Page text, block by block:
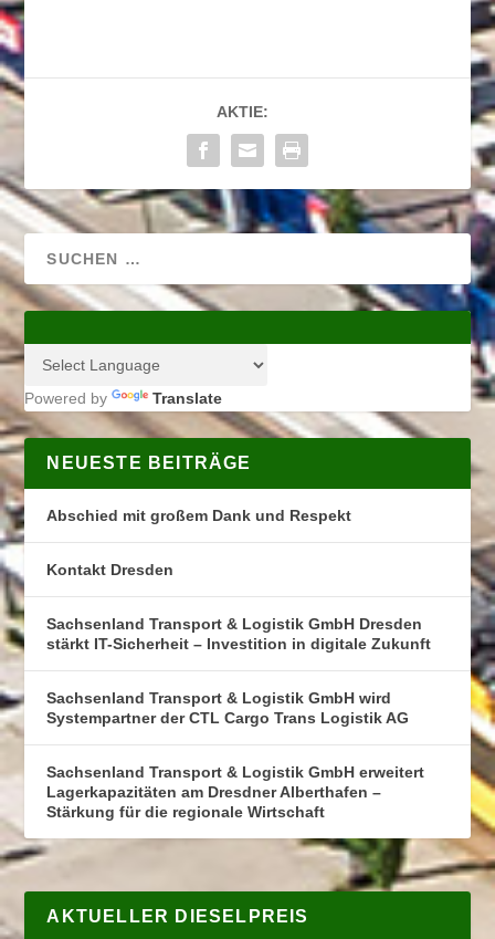
AKTIE:
Powered by Translate
NEUESTE BEITRÄGE
Abschied mit großem Dank und Respekt
Kontakt Dresden
Sachsenland Transport & Logistik GmbH Dresden
stärkt IT-Sicherheit – Investition in digitale Zukunft
Sachsenland Transport & Logistik GmbH wird
Systempartner der CTL Cargo Trans Logistik AG
Sachsenland Transport & Logistik GmbH erweitert
Lagerkapazitäten am Dresdner Alberthafen –
Stärkung für die regionale Wirtschaft
AKTUELLER DIESELPREIS